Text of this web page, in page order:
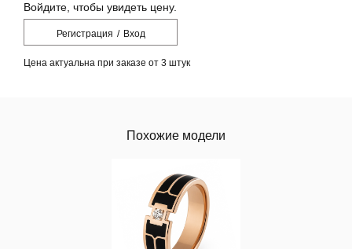
Войдите, чтобы увидеть цену.
Регистрация / Вход
Цена актуальна при заказе от 3 штук
Похожие модели